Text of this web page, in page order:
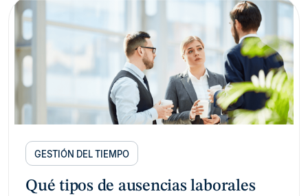
GESTIÓN DEL TIEMPO
Qué tipos de ausencias laborales